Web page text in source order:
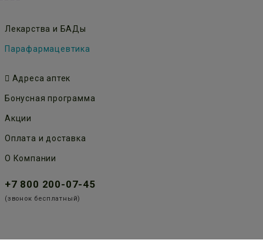
Лекарства и БАДы
Парафармацевтика
Адреса аптек
Бонусная программа
Акции
Оплата и доставка
О Компании
+7 800 200-07-45
(звонок бесплатный)